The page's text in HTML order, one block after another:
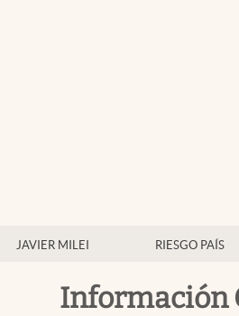
JAVIER MILEI RIESGO PAÍS
Información